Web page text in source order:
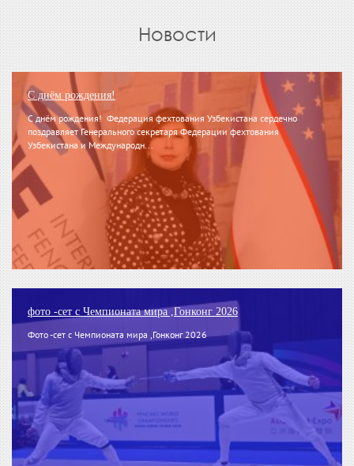
Новости
С днём рождения!
С днём рождения! Федерация фехтования Узбекистана сердечно
поздравляет Генерального секретаря Федерации фехтования
Узбекистана и Международн...
фото -сет с Чемпионата мира ,Гонконг 2026
Фото -сет с Чемпионата мира ,Гонконг 2026